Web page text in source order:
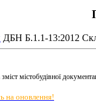
ДБН Б.1.1-13:2012
містобудівної
на оновлення!